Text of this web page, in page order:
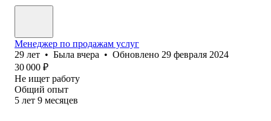
Менеджер по продажам услуг
29 лет • Была вчера • Обновлено 29 февраля 2024
30 000 ₽
Не ищет работу
Общий опыт
5 лет 9 месяцев